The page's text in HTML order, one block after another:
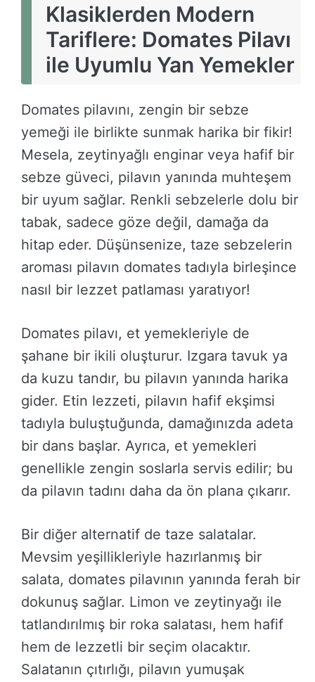
Klasiklerden Modern
Tariflere: Domates Pilavı
ile Uyumlu Yan Yemekler
Domates pilavını, zengin bir sebze
yemeği ile birlikte sunmak harika bir fikir!
Mesela, zeytinyağlı enginar veya hafif bir
sebze güveci, pilavın yanında muhteşem
bir uyum sağlar. Renkli sebzelerle dolu bir
tabak, sadece göze değil, damağa da
hitap eder. Düşünsenize, taze sebzelerin
aroması pilavın domates tadıyla birleşince
nasıl bir lezzet patlaması yaratıyor!
Domates pilavı, et yemekleriyle de
şahane bir ikili oluşturur. Izgara tavuk ya
da kuzu tandır, bu pilavın yanında harika
gider. Etin lezzeti, pilavın hafif ekşimsi
tadıyla buluştuğunda, damağınızda adeta
bir dans başlar. Ayrıca, et yemekleri
genellikle zengin soslarla servis edilir; bu
da pilavın tadını daha da ön plana çıkarır.
Bir diğer alternatif de taze salatalar.
Mevsim yeşillikleriyle hazırlanmış bir
salata, domates pilavının yanında ferah bir
dokunuş sağlar. Limon ve zeytinyağı ile
tatlandırılmış bir roka salatası, hem hafif
hem de lezzetli bir seçim olacaktır.
Salatanın çıtırlığı, pilavın yumuşak